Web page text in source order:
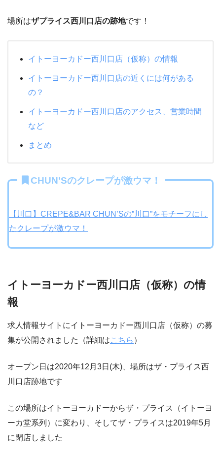
場所はザプライス西川口店の跡地です！
イトーヨーカドー西川口店（仮称）の情報
イトーヨーカドー西川口店の近くには何がある
の？
イトーヨーカドー西川口店のアクセス、営業時間
など
まとめ
CHUN’Sのクレープが激ウマ！
【川口】CREPE&BAR CHUN’Sの”川口”をモチーフにし
たクレープが激ウマ！
イトーヨーカドー西川口店（仮称）の情
報
求人情報サイトにイトーヨーカドー西川口店（仮称）の募
集が公開されました（詳細はこちら ）
オープン日は2020年12月3日(木)、場所はザ・プライス西
川口店跡地です
この場所はイトーヨーカドーからザ・プライス（イトーヨ
ーカ堂系列）に変わり、そしてザ・プライスは2019年5月
に閉店しました